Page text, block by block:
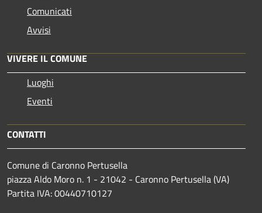
Comunicati
Avvisi
VIVERE IL COMUNE
Luoghi
Eventi
CONTATTI
Comune di Caronno Pertusella
piazza Aldo Moro n. 1 - 21042 - Caronno Pertusella (VA)
Partita IVA: 00440710127